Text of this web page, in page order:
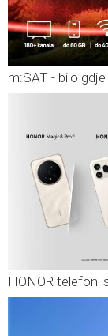
m:SAT - bilo gdje
HONOR telefoni